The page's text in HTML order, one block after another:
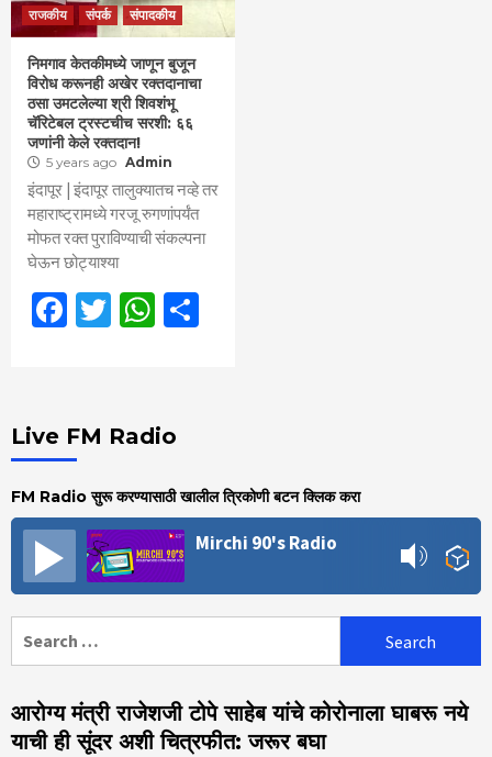
राजकीय
संपर्क संपादकीय
निमगाव केतकीमध्ये जाणून बुजून
विरोध करूनही अखेर रक्तदानाचा
ठसा उमटलेल्या श्री शिवशंभू
चॅरिटेबल ट्रस्टचीच सरशी: ६६
जणांनी केले रक्तदान!
5 years ago Admin
इंदापूर | इंदापूर तालुक्यातच नव्हे तर
महाराष्ट्रामध्ये गरजू रुगणांपर्यंत
मोफत रक्त पुराविण्याची संकल्पना
घेऊन छोट्याश्या
Facebook
TwitterWhatsApp
Live FM Radio
FM Radio सुरू करण्यासाठी खालील त्रिकोणी बटन क्लिक करा
Mirchi 90's Radio
आरोग्य मंत्री राजेशजी टोपे साहेब यांचे कोरोनाला घाबरू नये
याची ही सूंदर अशी चित्रफीत: जरूर बघा